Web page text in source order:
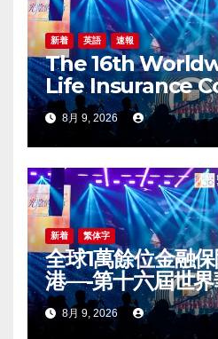
新着 英語 速報
The 16th
Life Insurance
2026
Award (IDA)
Conference
8月 9, 2026
新着 繁体字
全球1萬餘位金融
港—-第十六屆世界
暨2026國際龍獎
辦8月 9, 2026